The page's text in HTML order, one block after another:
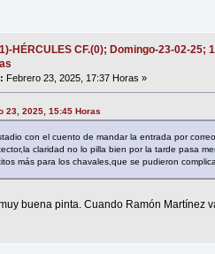
HÉRCULES CF.(0); Domingo-23-02-25;
Febrero 23, 2025, 17:37 Horas »
23, 2025, 15:45 Horas
con el cuento de mandar la entrada por
claridad no lo pilla bien por la tarde pasa
más para los chavales,que se pudieron
buena pinta. Cuando Ramón